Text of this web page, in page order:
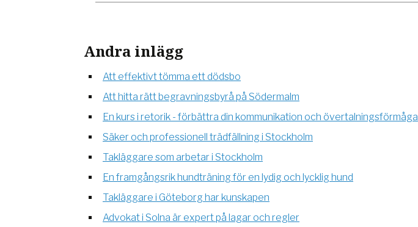
Andra inlägg
Att effektivt tömma ett dödsbo
Att hitta rätt begravningsbyrå på Södermalm
En kurs i retorik - förbättra din kommunikation och övertalningsförmåga
Säker och professionell trädfällning i Stockholm
Takläggare som arbetar i Stockholm
En framgångsrik hundträning för en lydig och lycklig hund
Takläggare i Göteborg har kunskapen
Advokat i Solna är expert på lagar och regler